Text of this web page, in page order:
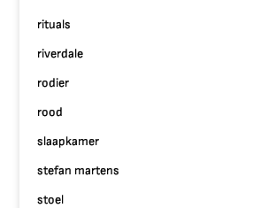
rituals
riverdale
rodier
rood
slaapkamer
stefan martens
stoel